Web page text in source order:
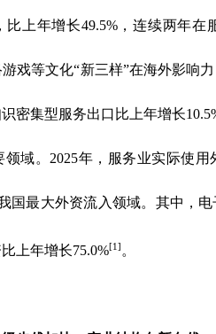
比上年增长49.5%，连续两年在
戏等文化“新三样”在海外影响
密集型服务出口比上年增长
域。 2025年，服务业实际使用
国最大外资流入领域。其中，
上年增长75.0%[1] 。